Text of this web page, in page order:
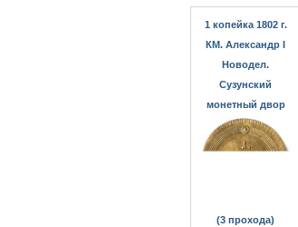
1 копейка 1802 г.
КМ. Александр I
Новодел.
Сузунский
монетный двор
(3 прохода)